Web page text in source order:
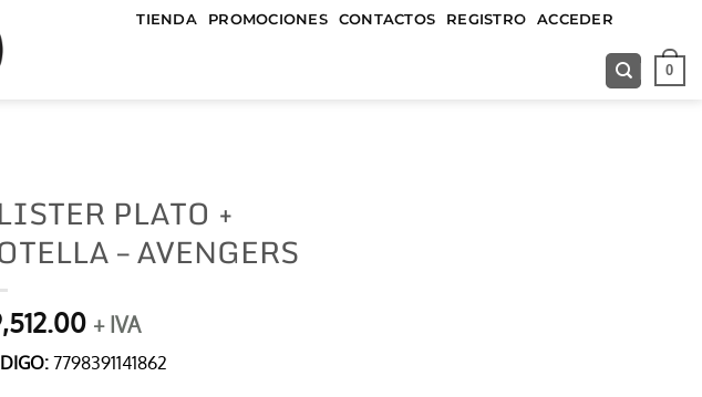
TIENDA PROMOCIONES CONTACTOS REGISTRO ACCEDER
0
PLATO +
– AVENGERS
+ IVA
7798391141862